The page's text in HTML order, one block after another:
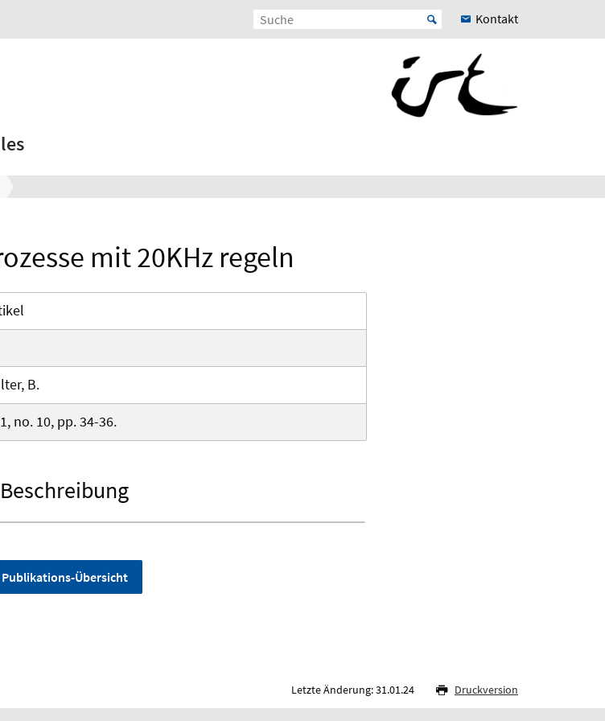
Kontakt
mit 20KHz regeln
B.
no. 10, pp. 34-36.
Beschreibung
Publikations-Übersicht
Letzte Änderung: 31.01.24 Druckversion